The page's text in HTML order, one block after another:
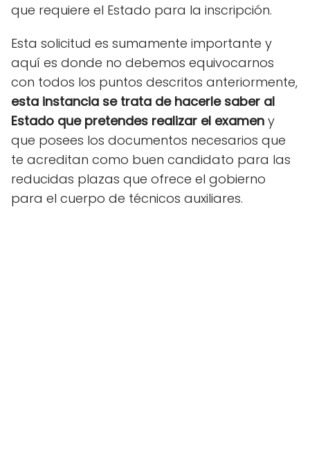
que requiere el Estado para la inscripción.
Esta solicitud es sumamente importante y
aquí es donde no debemos equivocarnos
con todos los puntos descritos anteriormente,
esta instancia se trata de hacerle saber al
Estado que pretendes realizar el examen y
que posees los documentos necesarios que
te acreditan como buen candidato para las
reducidas plazas que ofrece el gobierno
para el cuerpo de técnicos auxiliares.